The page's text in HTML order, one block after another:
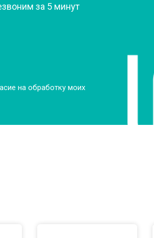
за 5 минут
на обработку моих